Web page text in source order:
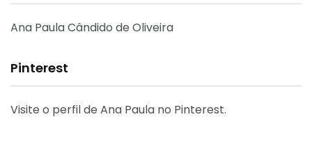
Ana Paula Cândido de Oliveira
Pinterest
Visite o perfil de Ana Paula no Pinterest.